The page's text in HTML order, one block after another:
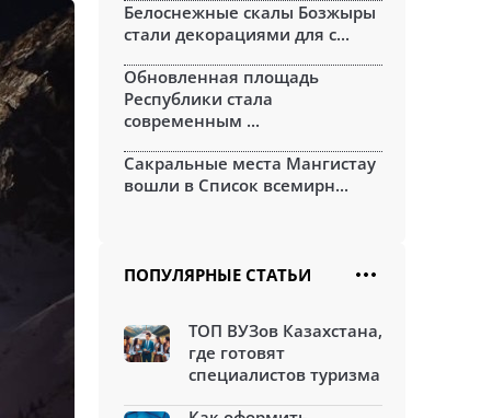
Белоснежные скалы Бозжыры
стали декорациями для с...
Обновленная площадь
Республики стала
современным ...
Сакральные места Мангистау
вошли в Список всемирн...
ПОПУЛЯРНЫЕ СТАТЬИ
ТОП ВУЗов Казахстана,
где готовят
специалистов туризма